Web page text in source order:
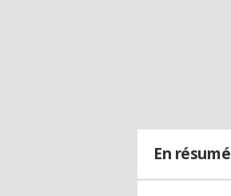
En résumé